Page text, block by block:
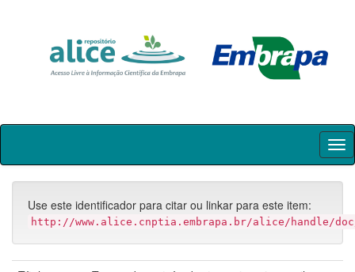
Skip
Use este identificador para citar ou linkar para este item:
http://www.alice.cnptia.embrapa.br/alice/handle/doc/